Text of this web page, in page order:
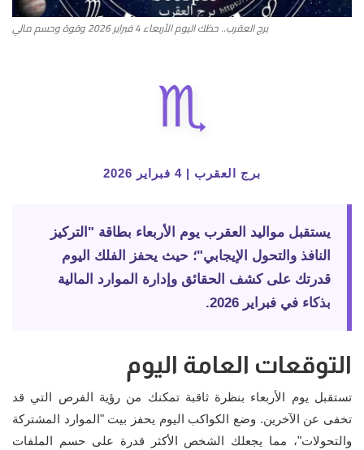
جاليري الفن التشكيلي
برج العقرب.. حظك اليوم الأربعاء 4 فبراير 2026 وقوة وحسم مالي
♏
برج العقرب | 4 فبراير 2026
يستقبل مواليد العقرب يوم الأربعاء بطاقة "التركيز
النافذ والتحول الإيجابي"؛ حيث يحفز الفلك اليوم
قدرتك على كشف الحقائق وإدارة الموارد المالية
بذكاء في فبراير 2026.
التوقعات العامة اليوم
تستقبل يوم الأربعاء بنظرة ثاقبة تمكنك من رؤية الفرص التي قد
تخفى عن الآخرين. وضع الكواكب اليوم يحفز بيت "الموارد المشتركة
والتحولات"، مما يجعلك الشخص الأكثر قدرة على حسم الملفات